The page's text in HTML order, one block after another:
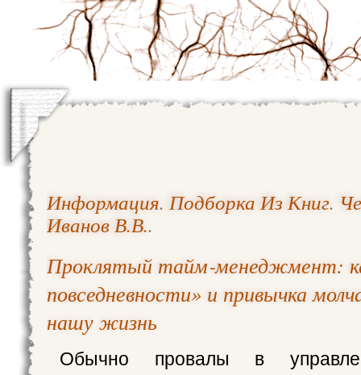
Информация.Подборка Из Книг.
Иванов В.В..
Проклятый тайм‑менеджмент:
повседневности» и привычка
нашу жизнь
Обычно провалы в